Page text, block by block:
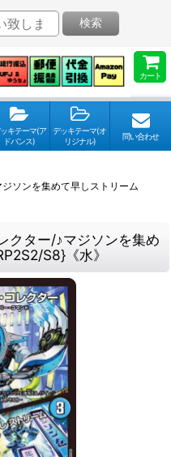
カート
検索
キテーマ(ア
ドバンス)
デッキテーマ(オ
リジナル)
問い合わせ
ソンを集めて早しストリーム
クター/♪マジソンを集め
S8}《水》